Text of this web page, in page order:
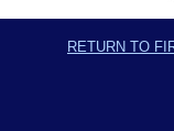
RETURN TO